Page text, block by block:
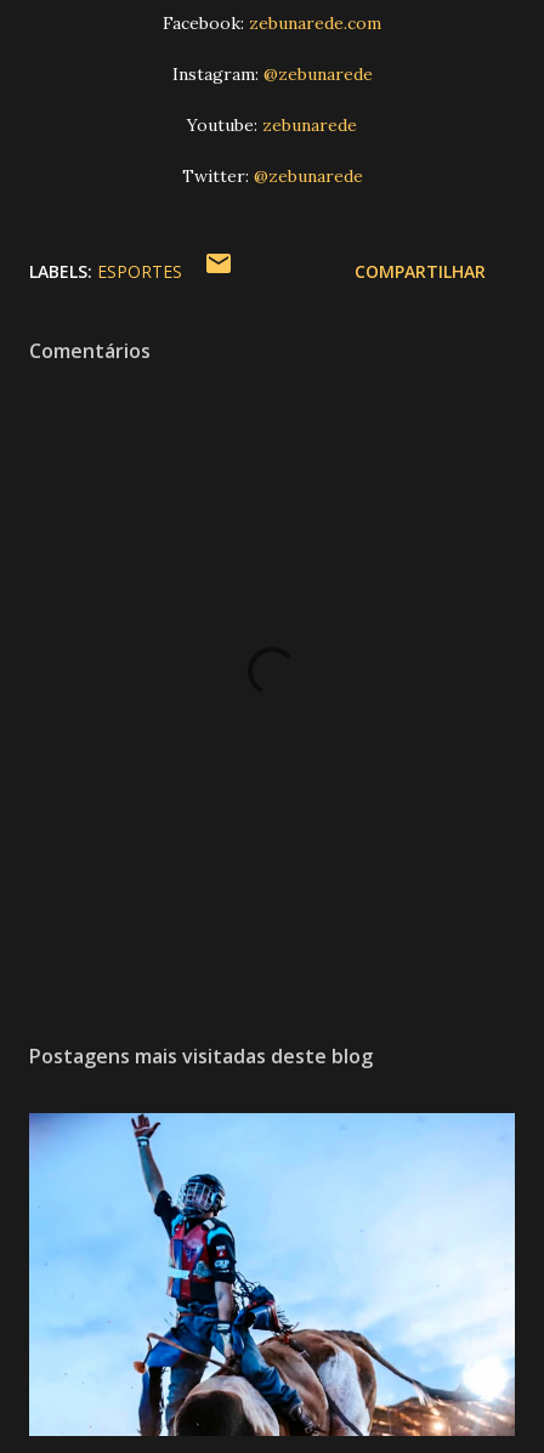
Facebook: zebunarede.com
Instagram: @zebunarede
Youtube: zebunarede
Twitter: @zebunarede
LABELS: ESPORTES COMPARTILHAR
Comentários
Postagens mais visitadas deste blog